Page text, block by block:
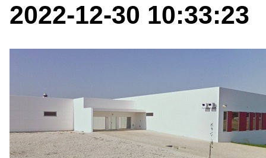
2022-12-30 10:33:23